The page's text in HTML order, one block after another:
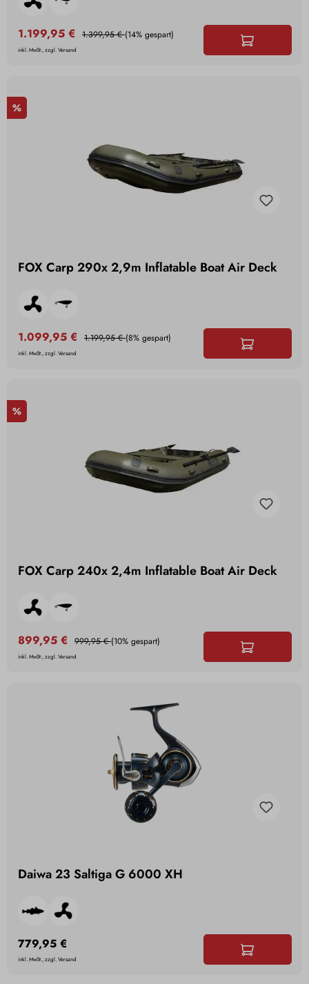
1.199,95 € 1.399,95 €(14% gespart)
inkl. MwSt., zzgl. Versand
%
FOX Carp 290x 2,9m Inflatable Boat Air Deck
1.099,95 € 1.199,95 €(8% gespart)
inkl. MwSt., zzgl. Versand
%
FOX Carp 240x 2,4m Inflatable Boat Air Deck
899,95 € 999,95 €(10% gespart)
inkl. MwSt., zzgl. Versand
Daiwa 23 Saltiga G 6000 XH
779,95 €
inkl. MwSt., zzgl. Versand